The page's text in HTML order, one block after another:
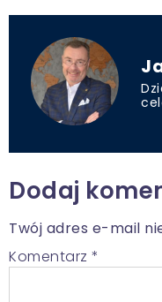
Dodaj
Twój adres e-mail
Komentarz *